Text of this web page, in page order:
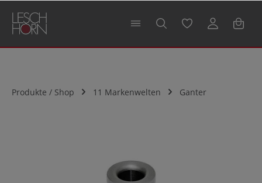
springen
Produkte / Shop 11 Markenwelten Ganter